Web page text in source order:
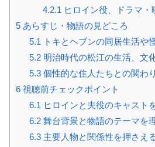
4.2.1 ヒロイン役、ドラマ・
5 あらすじ・物語の見どころ
5.1 トキとヘブンの同居生活や
5.2明治時代の松江の生活、文
5.3個性的な住人たちとの関わり
6 視聴前チェックポイント
6.1 ヒロインと夫役のキャスト
6.2舞台背景と物語のテーマを
6.3主要人物と関係性を押さえ